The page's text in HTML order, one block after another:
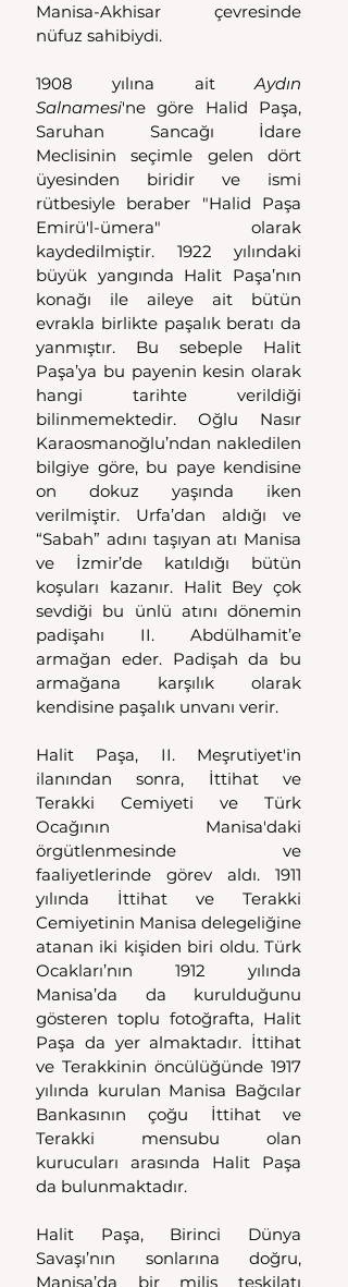
Manisa-Akhisar çevresinde
nüfuz sahibiydi.
1908 yılına ait Aydın
Salnamesi'ne göre Halid Paşa,
Saruhan Sancağı İdare
Meclisinin seçimle gelen dört
üyesinden biridir ve ismi
rütbesiyle beraber "Halid Paşa
Emirü'l-ümera" olarak
kaydedilmiştir. 1922 yılındaki
büyük yangında Halit Paşa’nın
konağı ile aileye ait bütün
evrakla birlikte paşalık beratı da
yanmıştır. Bu sebeple Halit
Paşa’ya bu payenin kesin olarak
hangi tarihte verildiği
bilinmemektedir. Oğlu Nasır
Karaosmanoğlu’ndan nakledilen
bilgiye göre, bu paye kendisine
on dokuz yaşında iken
verilmiştir. Urfa’dan aldığı ve
“Sabah” adını taşıyan atı Manisa
ve İzmir’de katıldığı bütün
koşuları kazanır. Halit Bey çok
sevdiği bu ünlü atını dönemin
padişahı II. Abdülhamit’e
armağan eder. Padişah da bu
armağana karşılık olarak
kendisine paşalık unvanı verir.
Halit Paşa, II. Meşrutiyet'in
ilanından sonra, İttihat ve
Terakki Cemiyeti ve Türk
Ocağının Manisa'daki
örgütlenmesinde ve
faaliyetlerinde görev aldı. 1911
yılında İttihat ve Terakki
Cemiyetinin Manisa delegeliğine
atanan iki kişiden biri oldu. Türk
Ocakları’nın 1912 yılında
Manisa’da da kurulduğunu
gösteren toplu fotoğrafta, Halit
Paşa da yer almaktadır. İttihat
ve Terakkinin öncülüğünde 1917
yılında kurulan Manisa Bağcılar
Bankasının çoğu İttihat ve
Terakki mensubu olan
kurucuları arasında Halit Paşa
da bulunmaktadır.
Halit Paşa, Birinci Dünya
Savaşı’nın sonlarına doğru,
Manisa’da bir milis teşkilatı